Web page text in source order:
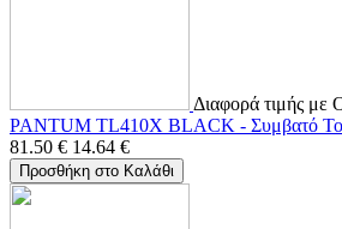
Διαφορά τιμής με
PANTUM TL410X BLACK - Συμβατό
81.50 € 14.64 €
Προσθήκη στο Καλάθι